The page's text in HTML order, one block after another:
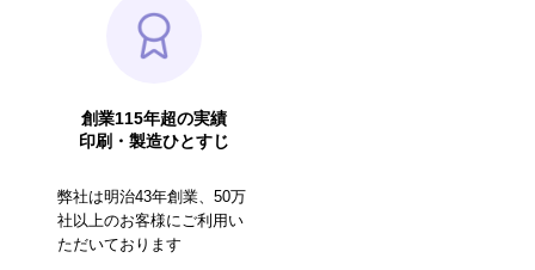
創業115年超の実績
印刷・製造ひとすじ
弊社は明治43年創業、50万
社以上のお客様にご利用い
ただいております